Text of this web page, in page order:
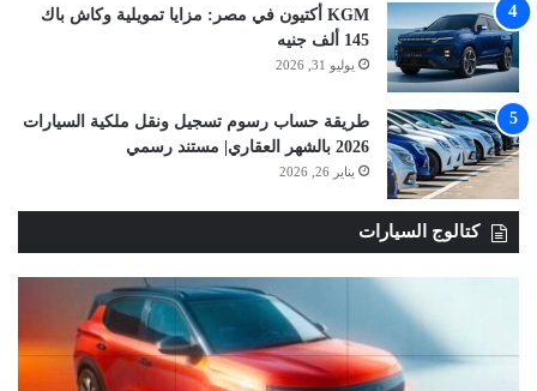
KGM أكتيون في مصر: مزايا تمويلية وكاش باك
145 ألف جنيه
يوليو 31, 2026
طريقة حساب رسوم تسجيل ونقل ملكية السيارات
2026 بالشهر العقاري| مستند رسمي
يناير 26, 2026
كتالوج السيارات